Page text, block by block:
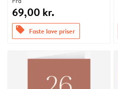
69,00 kr.
offers Faste lave priser